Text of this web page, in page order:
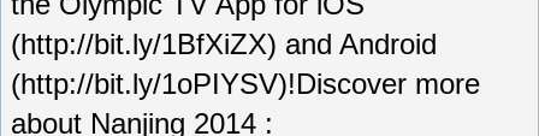
(http://bit.ly/1BfXiZX) and Android
(http://bit.ly/1oPIYSV)!Discover more
about Nanjing 2014 :